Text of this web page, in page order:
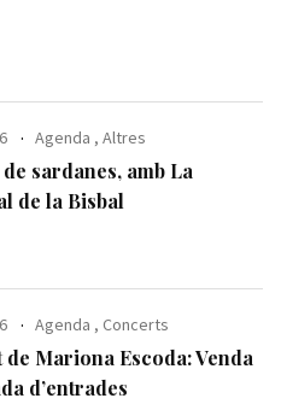
Agenda ,Altres
sardanes, amb La
de la Bisbal
Agenda , Concerts
de Mariona Escoda: Venda
d’entrades